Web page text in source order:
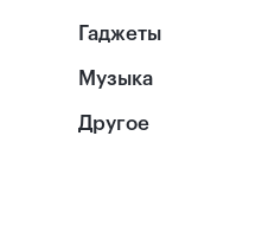
Гаджеты
Музыка
Другое